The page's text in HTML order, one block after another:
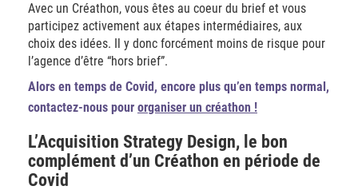
Avec un Créathon, vous êtes au coeur du brief et vous
participez activement aux étapes intermédiaires, aux
choix des idées. Il y donc forcément moins de risque pour
l’agence d’être “hors brief”.
Alors en temps de Covid, encore plus qu’en temps normal,
contactez-nous pour organiser un créathon !
L’Acquisition Strategy Design, le bon
complément d’un Créathon en période de
Covid